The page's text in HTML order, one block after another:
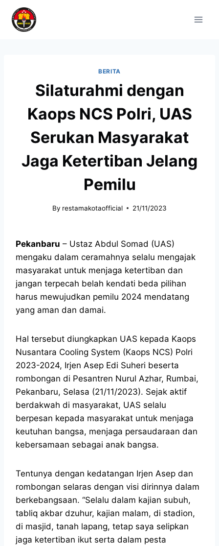
BERITA
Silaturahmi dengan
Kaops NCS Polri, UAS
Serukan Masyarakat
Jaga Ketertiban Jelang
Pemilu
By restamakotaofficial 21/11/2023
Pekanbaru – Ustaz Abdul Somad (UAS)
mengaku dalam ceramahnya selalu mengajak
masyarakat untuk menjaga ketertiban dan
jangan terpecah belah kendati beda pilihan
harus mewujudkan pemilu 2024 mendatang
yang aman dan damai.
Hal tersebut diungkapkan UAS kepada Kaops
Nusantara Cooling System (Kaops NCS) Polri
2023-2024, Irjen Asep Edi Suheri beserta
rombongan di Pesantren Nurul Azhar, Rumbai,
Pekanbaru, Selasa (21/11/2023). Sejak aktif
berdakwah di masyarakat, UAS selalu
berpesan kepada masyarakat untuk menjaga
keutuhan bangsa, menjaga persaudaraan dan
kebersamaan sebagai anak bangsa.
Tentunya dengan kedatangan Irjen Asep dan
rombongan selaras dengan visi dirinnya dalam
berkebangsaan. “Selalu dalam kajian subuh,
tabliq akbar dzuhur, kajian malam, di stadion,
di masjid, tanah lapang, tetap saya selipkan
jaga ketertiban ikut serta dalam pesta